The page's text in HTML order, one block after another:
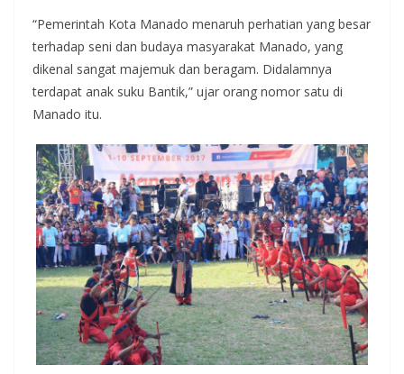
“Pemerintah Kota Manado menaruh perhatian yang besar
terhadap seni dan budaya masyarakat Manado, yang
dikenal sangat majemuk dan beragam. Didalamnya
terdapat anak suku Bantik,” ujar orang nomor satu di
Manado itu.